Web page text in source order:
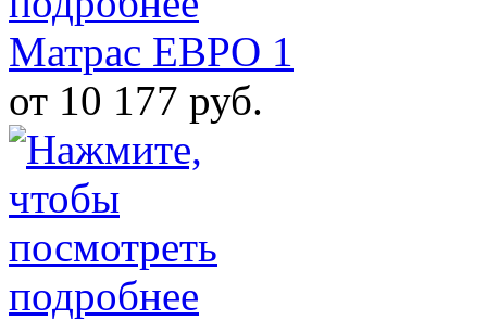
Матрас ЕВРО 1
от 10 177 руб.